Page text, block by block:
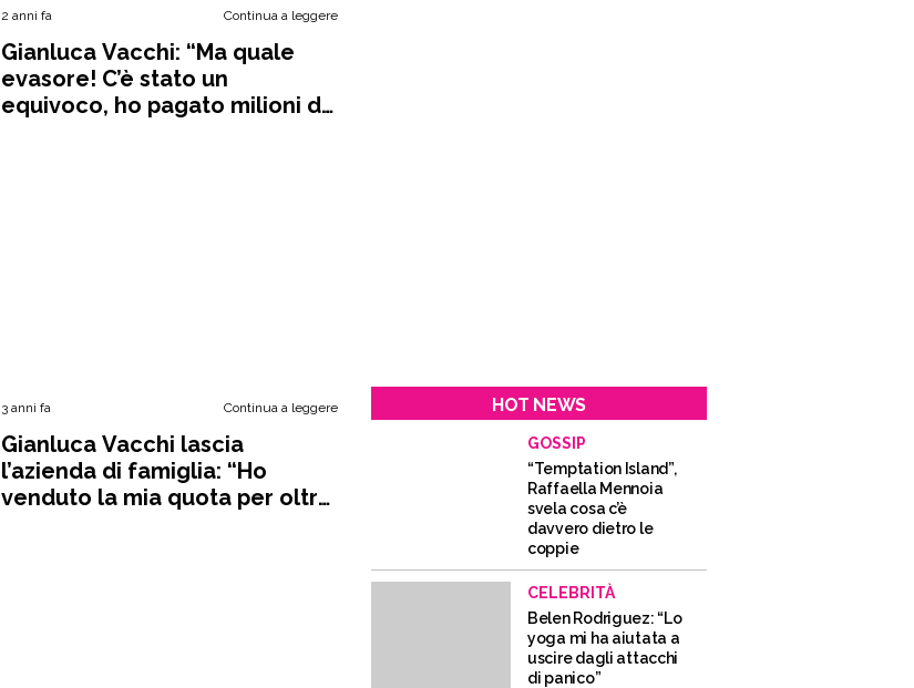
2 anni fa Continua a leggere
Gianluca Vacchi: “Ma quale
evasore! C’è stato un
equivoco, ho pagato milioni di
3 anni fa Continua a leggere
Gianluca Vacchi lascia
l’azienda di famiglia: “Ho
venduto la mia quota per oltre
HOT NEWS
GOSSIP
“Temptation Island”,
Raffaella Mennoia
svela cosa c’è
davvero dietro le
coppie
CELEBRITÀ
Belen Rodriguez: “Lo
yoga mi ha aiutata a
uscire dagli attacchi
di panico”